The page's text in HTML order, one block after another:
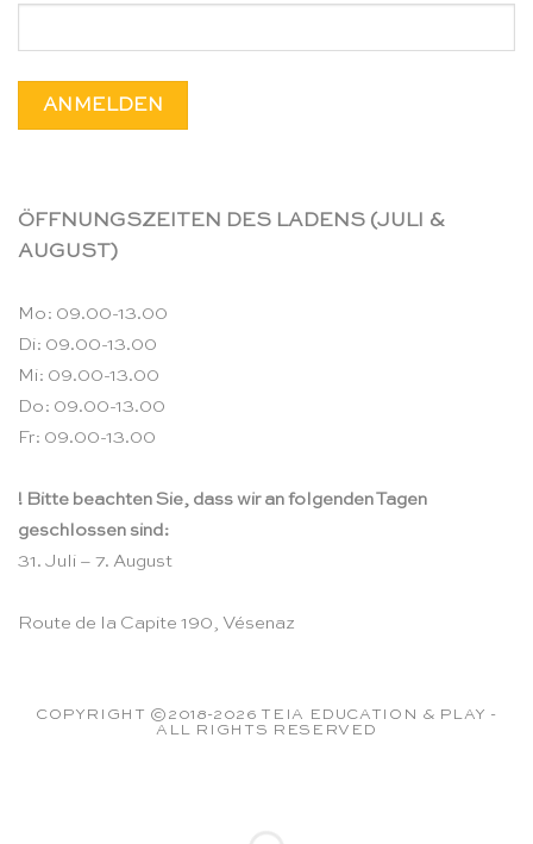
ÖFFNUNGSZEITEN DES LADENS (JULI &
AUGUST)
Mo: 09.00-13.00
Di: 09.00-13.00
Mi: 09.00-13.00
Do: 09.00-13.00
Fr: 09.00-13.00
! Bitte beachten Sie, dass wir an folgenden Tagen
geschlossen sind:
31. Juli – 7. August
Route de la Capite 190, Vésenaz
COPYRIGHT ©2018-2026 TEIA EDUCATION & PLAY -
ALL RIGHTS RESERVED